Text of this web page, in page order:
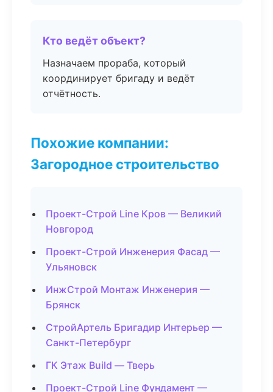
Кто ведёт объект?
Назначаем прораба, который
координирует бригаду и ведёт
отчётность.
Похожие компании:
Загородное строительство
Проект-Строй Line Кров — Великий
Новгород
Проект-Строй Инженерия Фасад —
Ульяновск
ИнжСтрой Монтаж Инженерия —
Брянск
СтройАртель Бригадир Интерьер —
Санкт-Петербург
ГК Этаж Build — Тверь
Проект-Строй Line Фундамент —